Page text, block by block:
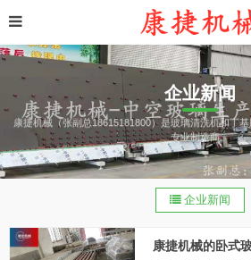
企业新闻
康捷机械（张副总18615181800）是玻璃清洗机和丁
专业制造商。
企业新闻